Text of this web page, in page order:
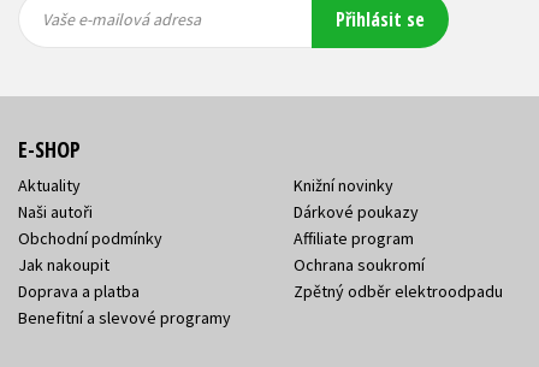
mailová
mailová
Vaše e-mailová adresa Přihlásit se
E-SHOP
Aktuality
Naši autoři
Obchodní podmínky
Jak nakoupit
Doprava a platba
Benefitní a slevové programy
Knižní novinky
Dárkové poukazy
Affiliate program
Ochrana soukromí
Zpětný odběr elektroodpadu